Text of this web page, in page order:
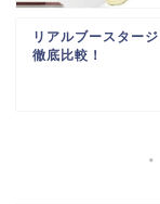
リアルブースター
徹底比較！